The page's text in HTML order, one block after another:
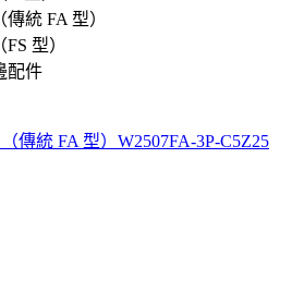
統 FA 型）
型）
配件
傳統 FA 型） W2507FA-3P-C5Z25